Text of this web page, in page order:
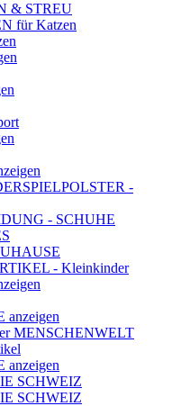
& STREU
für Katzen
-
- SCHUHE
- Kleinkinder
anzeigen
MENSCHENWELT
anzeigen
SCHWEIZ
SCHWEIZ